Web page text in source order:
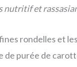
nutritif et
rondelles et
de purée de